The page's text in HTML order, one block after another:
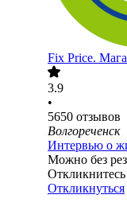
Fix Price.
3.9
•
5650 отзывов
Волгореченск
Интервью о
Можно без
Откликнуться